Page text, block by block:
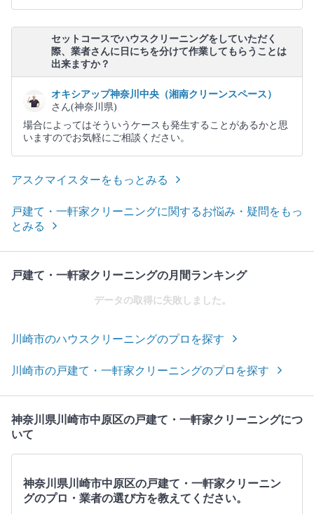
セットコースでハウスクリーニングをしていただく
際、業者さんに日にちを分けて作業してもらうことは
出来ますか？
オキシアップ神奈川中央（湘南クリーンスペース）
さん(神奈川県)
場合によってはそういうケースも発生することがあるかと思
いますのでお気軽にご相談ください。
アスクマイスターをもっとみる
戸建て・一軒家クリーニングに関するお悩み・疑問をもっ
とみる
戸建て・一軒家クリーニングの月間ランキング
データの取得に失敗しました。
川崎市のハウスクリーニングのプロを探す
川崎市の戸建て・一軒家クリーニングのプロを探す
神奈川県川崎市中原区の戸建て・一軒家クリーニングにつ
いて
神奈川県川崎市中原区の戸建て・一軒家クリーニン
グのプロ・業者の選び方を教えてください。